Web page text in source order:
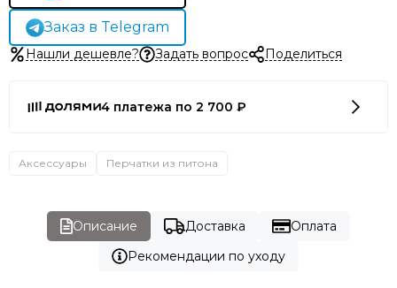
Заказ в Telegram
Нашли дешевле? Задать вопрос Поделиться
4 платежа по 2 700 ₽
Аксессуары Перчатки из питона
Описание Доставка
Оплата
Рекомендации по уходу